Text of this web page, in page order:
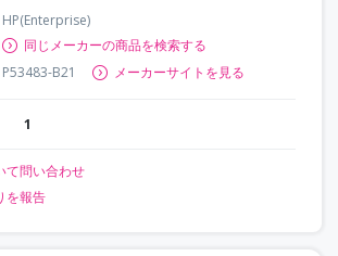
HP(Enterprise)
同じメーカーの商品を検索する
P53483-B21 メーカーサイトを見る
1
て問い合わせ
を報告